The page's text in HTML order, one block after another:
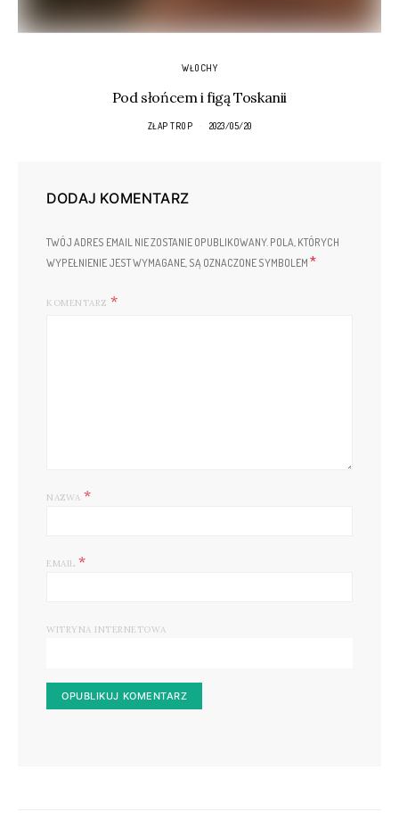
WŁOCHY
Pod słońcem i figą Toskanii
ZŁAP TROP 2023/05/20
DODAJ KOMENTARZ
TWÓJ ADRES EMAIL NIE ZOSTANIE OPUBLIKOWANY. POLA, KTÓRYCH
WYPEŁNIENIE JEST WYMAGANE, SĄ OZNACZONE SYMBOLEM *
KOMENTARZ
NAZWA *
EMAIL *
WITRYNA INTERNETOWA